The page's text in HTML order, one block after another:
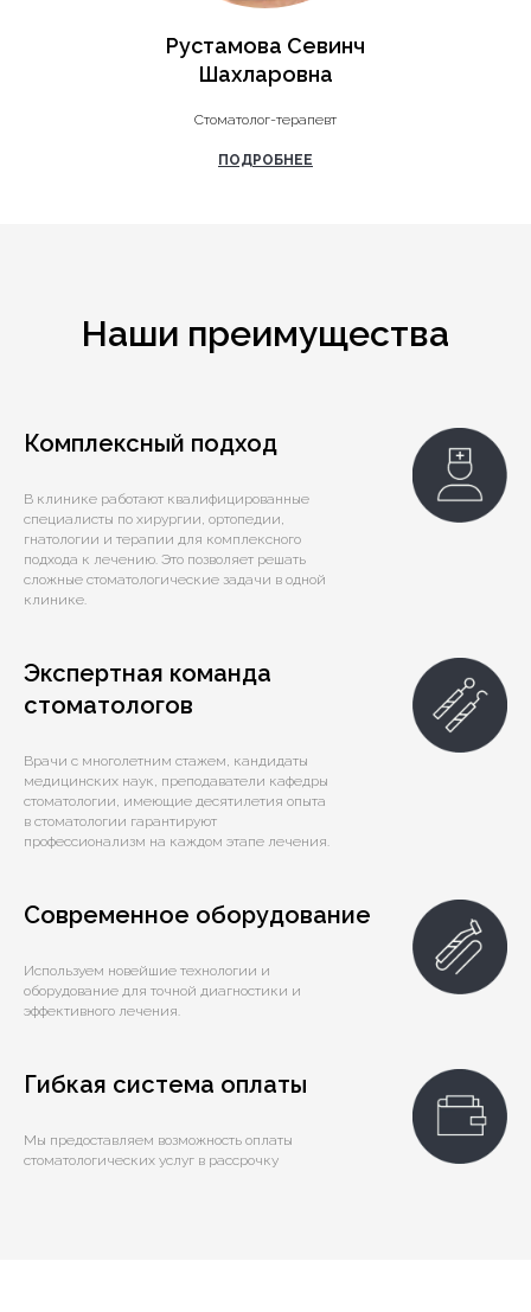
Рустамова Севинч
Шахларовна
Стоматолог-терапевт
ПОДРОБНЕЕ
Наши преимущества
Комплексный подход
В клинике работают квалифицированные
специалисты по хирургии, ортопедии,
гнатологии и терапии для комплексного
подхода к лечению. Это позволяет решать
сложные стоматологические задачи в одной
клинике.
Экспертная команда
стоматологов
Врачи с многолетним стажем, кандидаты
медицинских наук, преподаватели кафедры
стоматологии, имеющие десятилетия опыта
в стоматологии гарантируют
профессионализм на каждом этапе лечения.
Современное оборудование
Используем новейшие технологии и
оборудование для точной диагностики и
эффективного лечения.
Гибкая система оплаты
Мы предоставляем возможность оплаты
стоматологических услуг в рассрочку